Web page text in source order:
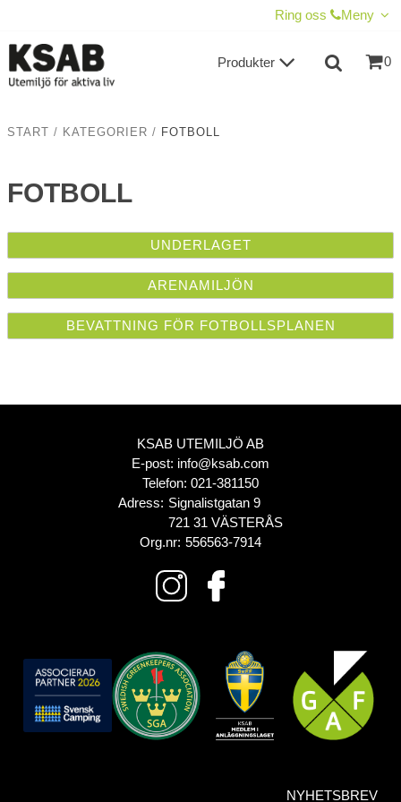
Ring oss Meny
0
Produkter
START / KATEGORIER / FOTBOLL
FOTBOLL
UNDERLAGET
ARENAMILJÖN
BEVATTNING FÖR FOTBOLLSPLANEN
KSAB UTEMILJÖ AB
E-post: info@ksab.com
Telefon: 021-381150
Adress: Signalistgatan 9
721 31 VÄSTERÅS
Org.nr: 556563-7914
NYHETSBREV
TILL KASSAN